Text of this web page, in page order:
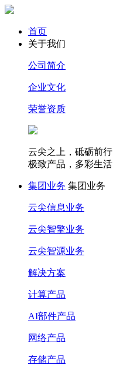
首页
关于我们
公司简介
企业文化
荣誉资质
云尖之上，砥砺前行
极致产品，多彩生活
集团业务 集团业务
云尖信息业务
云尖智擎业务
云尖智源业务
解决方案
计算产品
AI部件产品
网络产品
存储产品